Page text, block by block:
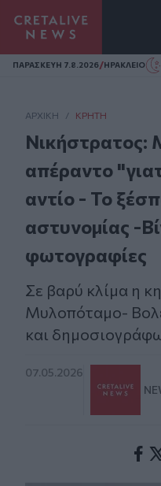
Homepage
ΠΑΡΑΣΚΕΥΗ 7.8.2026/ΗΡΑΚΛΕΙΟ
ΑΡΧΙΚΗ / ΚΡΉΤΗ
Νικήστρατος:
απέραντο
αντίο - Το
αστυνομίας -
φωτογραφίες
Σε βαρύ κλίμα η
Μυλοπόταμο-
και
07.05.2026